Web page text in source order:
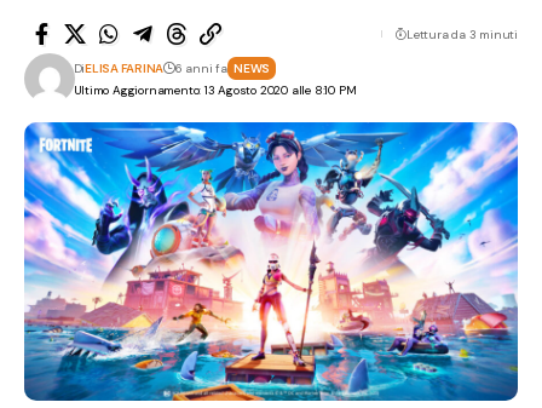
Ultimo Aggiornamento: 13 Agosto 2020 alle 8:10 PM
DiELISA FARINA 6 anni fa NEWS
Lettura da 3 minuti